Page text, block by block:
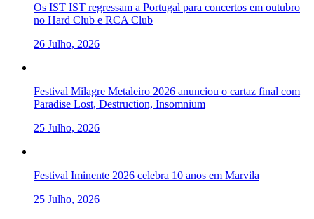
Os IST IST regressam a Portugal para concertos em outubro
no Hard Club e RCA Club
26 Julho, 2026
Festival Milagre Metaleiro 2026 anunciou o cartaz final com
Paradise Lost, Destruction, Insomnium
25 Julho, 2026
Festival Iminente 2026 celebra 10 anos em Marvila
25 Julho, 2026